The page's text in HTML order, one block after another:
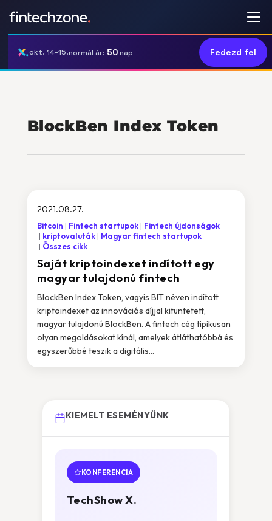
okt. 14-15.normál ár: 50nap Fedezd fel
BlockBen Index Token
Saját kriptoindexet indított egy
magyar tulajdonú fintech
2021.08.27.
Bitcoin Fintech startupok
Fintech újdonságok
kriptovaluták
Magyar fintech startupok
Összes cikk
BlockBen Index Token, vagyis BIT néven indított
kriptoindexet az innovációs díjjal kitüntetett,
magyar tulajdonú BlockBen. A fintech cég tipikusan
olyan megoldásokat kínál, amelyek átláthatóbbá és
egyszerűbbé teszik a digitális...
KIEMELT ESEMÉNYÜNK
KONFERENCIA
TechShow X.